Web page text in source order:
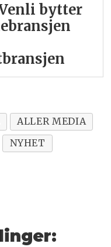
bytter
ALLER MEDIA
NYHET